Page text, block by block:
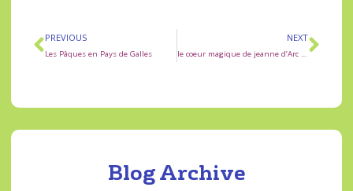
PREVIOUS
Les Pâques en Pays de Galles
NEXT
le coeur magique de jeanne d’Arc pour les amoureux
Blog Archive